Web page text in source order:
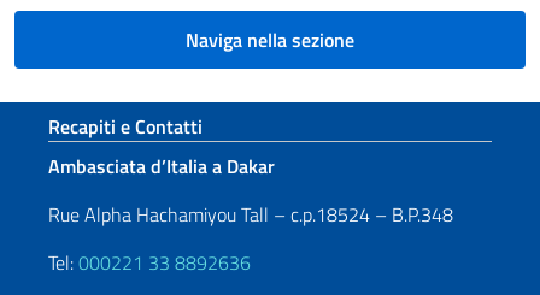
Naviga nella sezione
Sezione footer
Recapiti e Contatti
Ambasciata d’Italia a Dakar
Rue Alpha Hachamiyou Tall – c.p.18524 – B.P.348
Tel:000221 33 8892636